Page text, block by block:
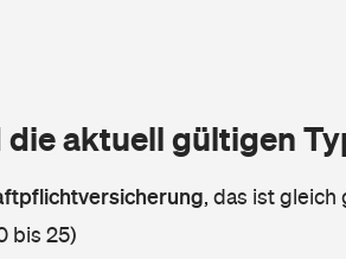
die aktuell gültigen
, das ist gleich
bis 25)